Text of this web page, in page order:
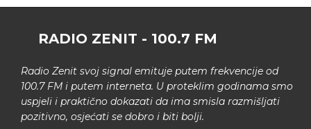
RADIO ZENIT - 100.7 FM
Radio Zenit svoj signal emituje putem frekvencije od
100.7 FM i putem interneta. U proteklim godinama smo
uspjeli i praktično dokazati da ima smisla razmišljati
pozitivno, osjećati se dobro i biti bolji.